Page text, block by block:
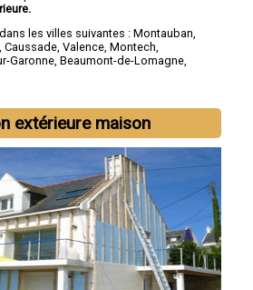
les villes suivantes : Montauban,
, Caussade, Valence, Montech,
Garonne, Beaumont-de-Lomagne,
extérieure maison